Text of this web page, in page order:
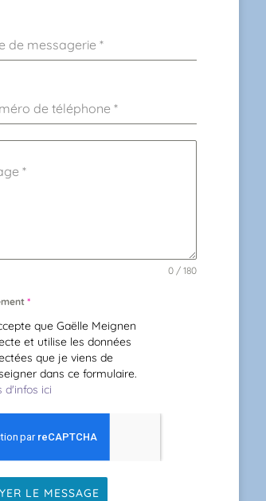
de messagerie *
de téléphone *
*
0 / 180
*
que Gaëlle Meignen
et utilise les données
que je viens de
dans ce formulaire.
d'infos ici
LE MESSAGE